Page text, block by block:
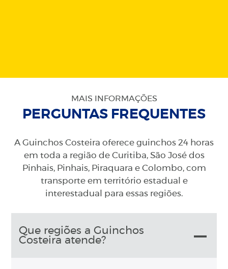
MAIS INFORMAÇÕES
PERGUNTAS FREQUENTES
A Guinchos Costeira oferece guinchos 24 horas
em toda a região de Curitiba, São José dos
Pinhais, Pinhais, Piraquara e Colombo, com
transporte em território estadual e
interestadual para essas regiões.
Que regiões a Guinchos
Costeira atende?